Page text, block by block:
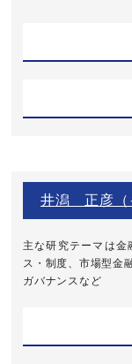
井潟 正彦（
主な研究テーマは金
ス・制度、市場型金
ガバナンスなど